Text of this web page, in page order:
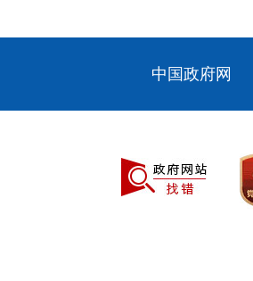
中国政府网